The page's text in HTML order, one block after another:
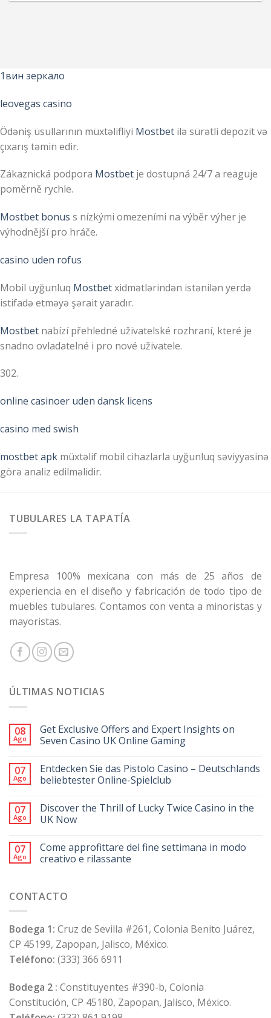
1вин зеркало
leovegas casino
Ödəniş üsullarının müxtəlifliyi Mostbet ilə sürətli depozit və
çıxarış təmin edir.
Zákaznická podpora Mostbet je dostupná 24/7 a reaguje
poměrně rychle.
Mostbet bonus s nízkými omezeními na výběr výher je
výhodnější pro hráče.
casino uden rofus
Mobil uyğunluq Mostbetxidmətlərindən istənilən yerdə
istifadə etməyə şərait yaradır.
Mostbet nabízí přehledné uživatelské rozhraní, které je
snadno ovladatelné i pro nové uživatele.
302.
online casinoer uden dansk licens
casino med swish
mostbet apk müxtəlif mobil cihazlarla uyğunluq səviyyəsinə
görə analiz edilməlidir.
TUBULARES LA TAPATÍA
Empresa 100% mexicana con más de 25 años de
experiencia en el diseño y fabricación de todo tipo de
muebles tubulares. Contamos con venta a minoristas y
mayoristas.
ÚLTIMAS NOTICIAS
08
Ago
Get Exclusive Offers and Expert Insights on
Seven Casino UK Online Gaming
07
Ago
Entdecken Sie das Pistolo Casino – Deutschlands
beliebtester Online-Spielclub
07
Ago
Discover the Thrill of Lucky Twice Casino in the
UK Now
07
Ago
Come approfittare del fine settimana in modo
creativo e rilassante
CONTACTO
Bodega 1: Cruz de Sevilla #261, Colonia Benito Juárez,
CP 45199, Zapopan, Jalisco, México.
Teléfono: (333) 366 6911
Bodega 2 : Constituyentes #390-b, Colonia
Constitución, CP 45180, Zapopan, Jalisco, México.